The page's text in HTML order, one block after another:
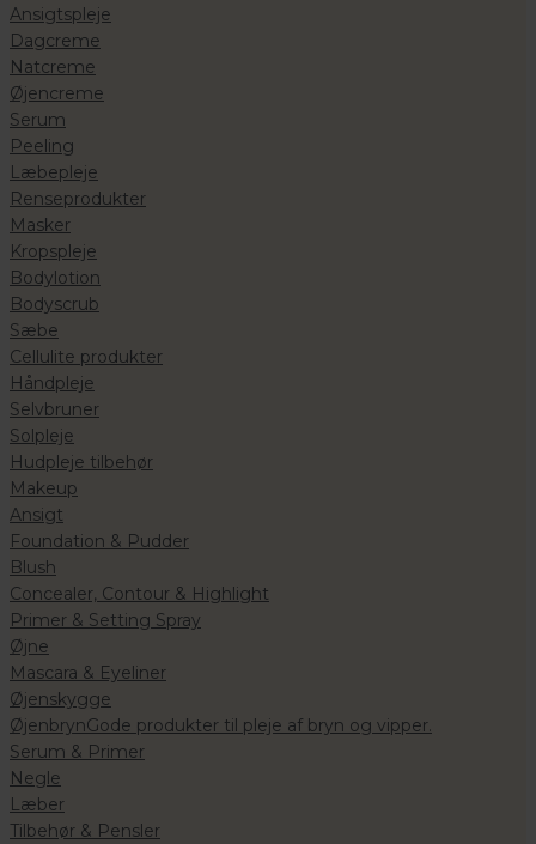
Ansigtspleje
Dagcreme
Natcreme
Øjencreme
Serum
Peeling
Læbepleje
Renseprodukter
Masker
Kropspleje
Bodylotion
Bodyscrub
Sæbe
Cellulite produkter
Håndpleje
Selvbruner
Solpleje
Hudpleje tilbehør
Makeup
Ansigt
Foundation & Pudder
Blush
Concealer, Contour & Highlight
Primer & Setting Spray
Øjne
Mascara & Eyeliner
Øjenskygge
ØjenbrynGode produkter til pleje af bryn og vipper.
Serum & Primer
Negle
Læber
Tilbehør & Pensler